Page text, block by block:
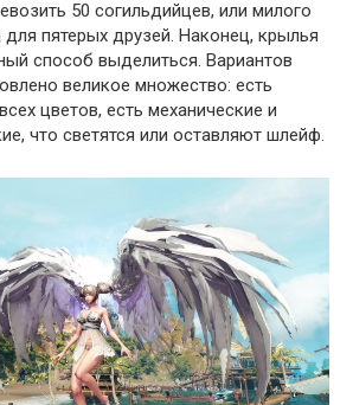
50 согильдийцев, или милого
пятерых друзей. Наконец, крылья
способ выделиться. Вариантов
великое множество: есть
цветов, есть механические и
что светятся или оставляют шлейф.